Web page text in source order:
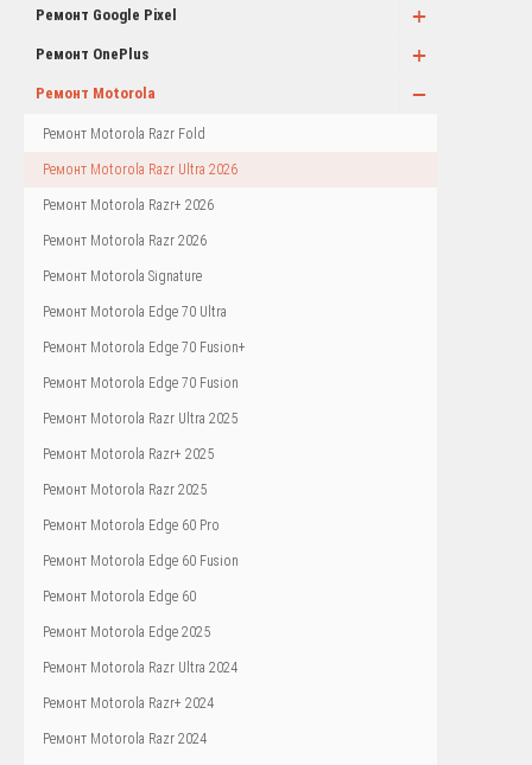
Ремонт Google Pixel +
Ремонт OnePlus +
Ремонт Motorola −
Ремонт Motorola Razr Fold
Ремонт Motorola Razr Ultra 2026
Ремонт Motorola Razr+ 2026
Ремонт Motorola Razr 2026
Ремонт Motorola Signature
Ремонт Motorola Edge 70 Ultra
Ремонт Motorola Edge 70 Fusion+
Ремонт Motorola Edge 70 Fusion
Ремонт Motorola Razr Ultra 2025
Ремонт Motorola Razr+ 2025
Ремонт Motorola Razr 2025
Ремонт Motorola Edge 60 Pro
Ремонт Motorola Edge 60 Fusion
Ремонт Motorola Edge 60
Ремонт Motorola Edge 2025
Ремонт Motorola Razr Ultra 2024
Ремонт Motorola Razr+ 2024
Ремонт Motorola Razr 2024